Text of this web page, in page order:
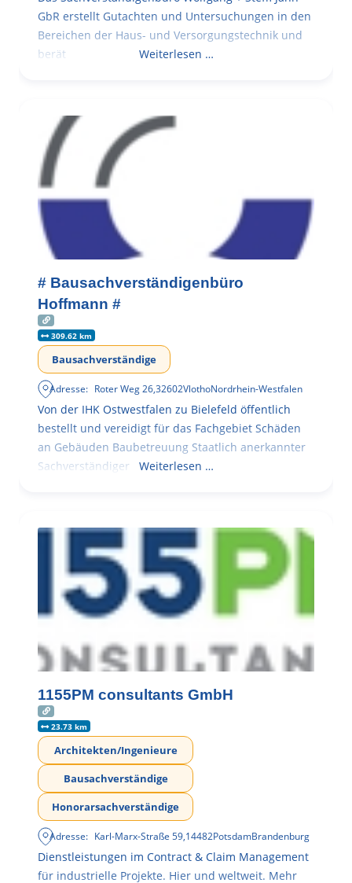
GbR erstellt Gutachten und Untersuchungen in den
Bereichen der Haus- und Versorgungstechnik und
berät
Weiterlesen …
# Bausachverständigenbüro
Hoffmann #
309.62 km
Bausachverständige
Adresse: Roter Weg 26,32602VlothoNordrhein-Westfalen
Von der IHK Ostwestfalen zu Bielefeld öffentlich
bestellt und vereidigt für das Fachgebiet Schäden
an Gebäuden Baubetreuung Staatlich anerkannter
Sachverständiger
Weiterlesen …
1155PM consultants GmbH
23.73 km
Architekten/Ingenieure
Bausachverständige
Honorarsachverständige
Adresse: Karl-Marx-Straße 59,14482PotsdamBrandenburg
Dienstleistungen im Contract & Claim Management
für industrielle Projekte. Hier und weltweit. Mehr